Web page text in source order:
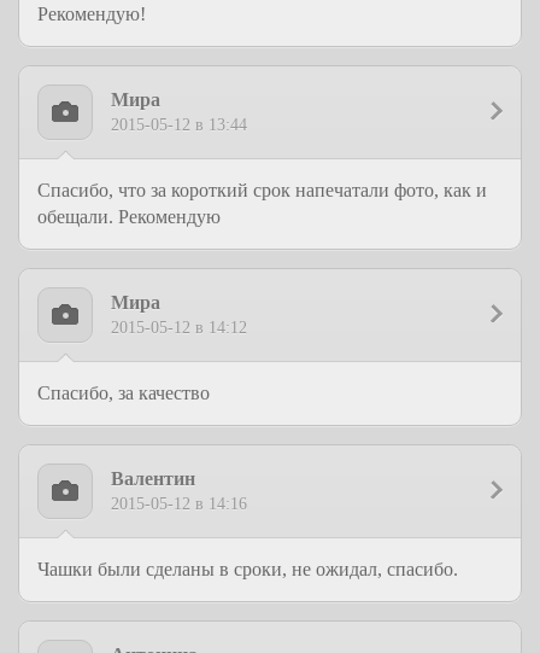
Рекомендую!
Мира
2015-05-12 в 13:44
Спасибо, что за короткий срок напечатали фото, как и
обещали. Рекомендую
Мира
2015-05-12 в 14:12
Спасибо, за качество
Валентин
2015-05-12 в 14:16
Чашки были сделаны в сроки, не ожидал, спасибо.